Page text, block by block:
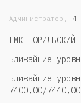
Администратор , 4
ГМК НОРИЛЬСКИЙ
Ближайшие
Ближайшие
7400,00/